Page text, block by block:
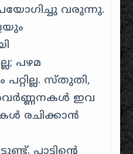
വരുന്നു.
പഴമ
സ്തുതി,
ഇവ
രചിക്കാൻ